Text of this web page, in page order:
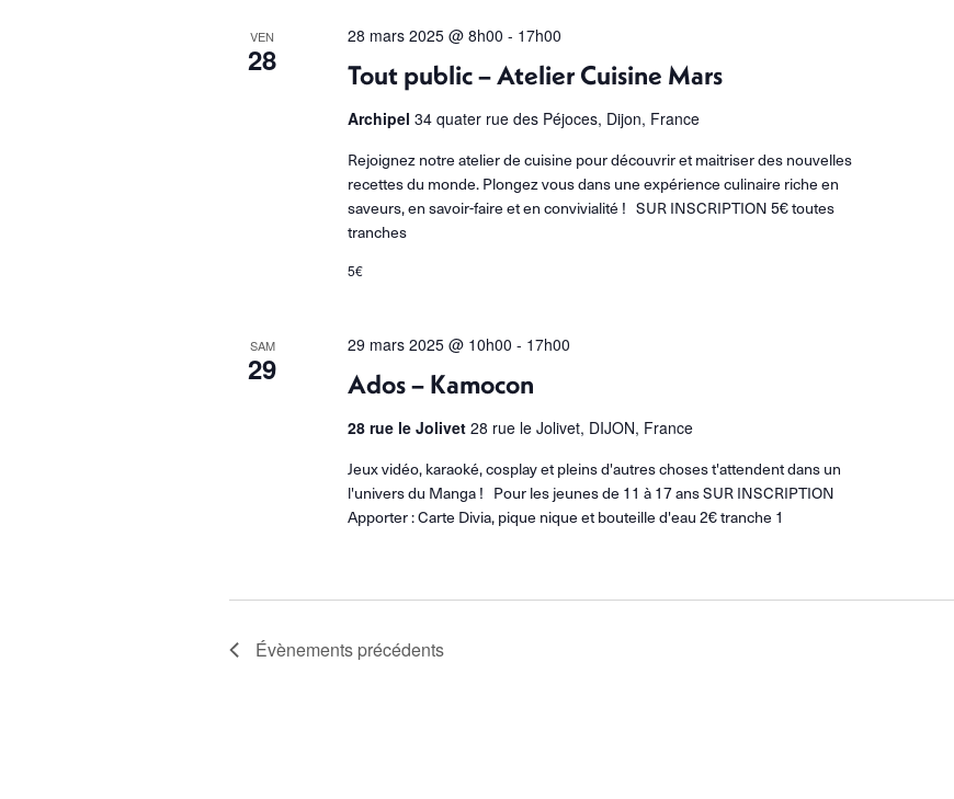
VEN
28 Tout public – Atelier Cuisine Mars
28 mars 2025 @ 8h00 - 17h00
Archipel34 quater rue des Péjoces, Dijon, France
Rejoignez notre atelier de cuisine pour découvrir et maitriser des nouvelles
recettes du monde. Plongez vous dans une expérience culinaire riche en
saveurs, en savoir-faire et en convivialité ! SUR INSCRIPTION 5€ toutes
tranches
5€
SAM
29 Ados – Kamocon
29 mars 2025 @ 10h00 - 17h00
28 rue le Jolivet28 rue le Jolivet, DIJON, France
Jeux vidéo, karaoké, cosplay et pleins d'autres choses t'attendent dans un
l'univers du Manga ! Pour les jeunes de 11 à 17 ans SUR INSCRIPTION
Apporter : Carte Divia, pique nique et bouteille d'eau 2€ tranche 1
Évènements précédents